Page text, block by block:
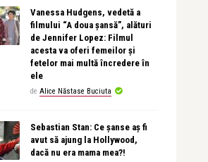
Vanessa Hudgens, vedetă a
filmului “A doua șansă”, alături
de Jennifer Lopez: Filmul
acesta va oferi femeilor și
fetelor mai multă încredere în
ele
de Alice Năstase Buciuta
Sebastian Stan: Ce șanse aș fi
avut să ajung la Hollywood,
dacă nu era mama mea?!